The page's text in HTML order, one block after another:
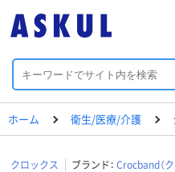
ホーム 衛生/医療/介護
クロックス ブランド： Crocband（